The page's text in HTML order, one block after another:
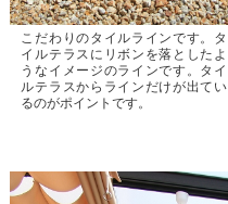
こだわりのタイルラインです。タ
イルテラスにリボンを落としたよ
うなイメージのラインです。タイ
ルテラスからラインだけが出てい
るのがポイントです。